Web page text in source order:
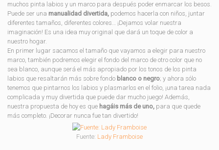
muchos pinta labios y un marco para después poder enmarcar los besos.
Puede ser una manualidad divertida, podemos hacerla con niños, juntar
diferentes tamaños, diferentes colores… ¡Dejamos volar nuestra
imaginación! Es una idea muy original que dará un toque de color a
nuestro hogar.
En primer lugar sacamos el tamaño que vayamos a elegir para nuestro
marco, también podremos elegir el fondo del marco de otro color que no
sea blanco, aunque será el más apropiado por los tonos de los pinta
labios que resaltarán más sobre fondo blanco o negro; y ahora sólo
tenemos que pintarnos los labios y plasmarlos en el folio, ¡una tarea nada
complicada y muy divertida que puede dar mucho juego! Además,
nuestra propuesta de hoy es que hagáis más de uno, para que quede
más completo. ¡Decorar nunca fue tan divertido!
Fuente: Lady Framboise